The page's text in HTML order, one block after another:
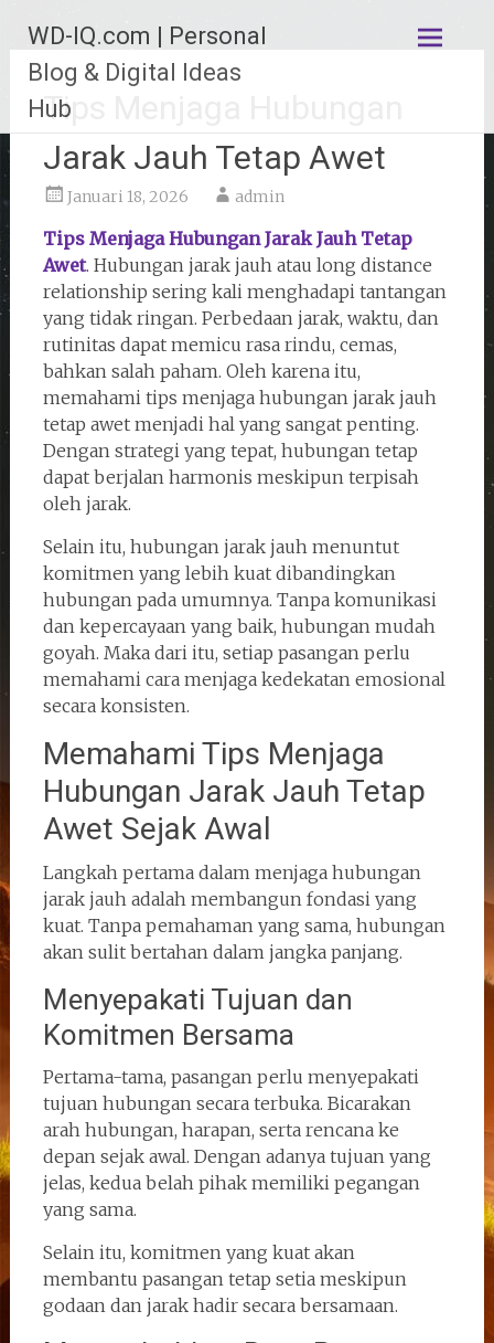
konten
WD-IQ.com | Personal
Blog & Digital Ideas
Hub
Tips Menjaga Hubungan
Jarak Jauh Tetap Awet
Januari 18, 2026 admin
Tips Menjaga Hubungan Jarak Jauh Tetap
Awet. Hubungan jarak jauh atau long distance
relationship sering kali menghadapi tantangan
yang tidak ringan. Perbedaan jarak, waktu, dan
rutinitas dapat memicu rasa rindu, cemas,
bahkan salah paham. Oleh karena itu,
memahami tips menjaga hubungan jarak jauh
tetap awet menjadi hal yang sangat penting.
Dengan strategi yang tepat, hubungan tetap
dapat berjalan harmonis meskipun terpisah
oleh jarak.
Selain itu, hubungan jarak jauh menuntut
komitmen yang lebih kuat dibandingkan
hubungan pada umumnya. Tanpa komunikasi
dan kepercayaan yang baik, hubungan mudah
goyah. Maka dari itu, setiap pasangan perlu
memahami cara menjaga kedekatan emosional
secara konsisten.
Memahami Tips Menjaga
Hubungan Jarak Jauh Tetap
Awet Sejak Awal
Langkah pertama dalam menjaga hubungan
jarak jauh adalah membangun fondasi yang
kuat. Tanpa pemahaman yang sama, hubungan
akan sulit bertahan dalam jangka panjang.
Menyepakati Tujuan dan
Komitmen Bersama
Pertama-tama, pasangan perlu menyepakati
tujuan hubungan secara terbuka. Bicarakan
arah hubungan, harapan, serta rencana ke
depan sejak awal. Dengan adanya tujuan yang
jelas, kedua belah pihak memiliki pegangan
yang sama.
Selain itu, komitmen yang kuat akan
membantu pasangan tetap setia meskipun
godaan dan jarak hadir secara bersamaan.